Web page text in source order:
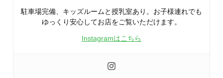
駐車場完備、キッズルームと授乳室あり。お子様連れでも
ゆっくり安心してお店をご覧いただけます。
Instagramはこちら